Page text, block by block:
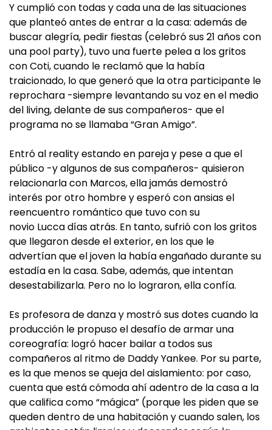
Y cumplió con todas y cada una de las situaciones
que planteó antes de entrar a la casa: además de
buscar alegría, pedir fiestas (celebró sus 21 años con
una pool party), tuvo una fuerte pelea a los gritos
con Coti, cuando le reclamó que la había
traicionado, lo que generó que la otra participante le
reprochara -siempre levantando su voz en el medio
del living, delante de sus compañeros- que el
programa no se llamaba “Gran Amigo”.
Entró al reality estando en pareja y pese a que el
público -y algunos de sus compañeros- quisieron
relacionarla con Marcos, ella jamás demostró
interés por otro hombre y esperó con ansias el
reencuentro romántico que tuvo con su
novio Lucca días atrás. En tanto, sufrió con los gritos
que llegaron desde el exterior, en los que le
advertían que el joven la había engañado durante su
estadía en la casa. Sabe, además, que intentan
desestabilizarla. Pero no lo lograron, ella confía.
Es profesora de danza y mostró sus dotes cuando la
producción le propuso el desafío de armar una
coreografía: logró hacer bailar a todos sus
compañeros al ritmo de Daddy Yankee. Por su parte,
es la que menos se queja del aislamiento: por caso,
cuenta que está cómoda ahí adentro de la casa a la
que califica como “mágica” (porque les piden que se
queden dentro de una habitación y cuando salen, los